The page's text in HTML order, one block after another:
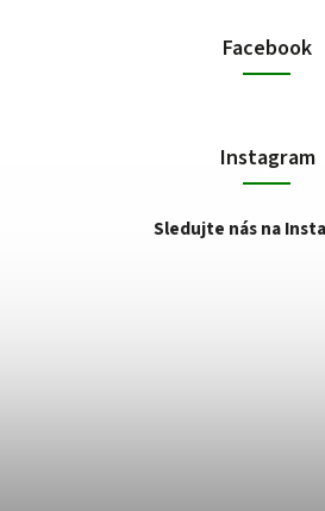
Facebook
Instagram
Sledujte nás na